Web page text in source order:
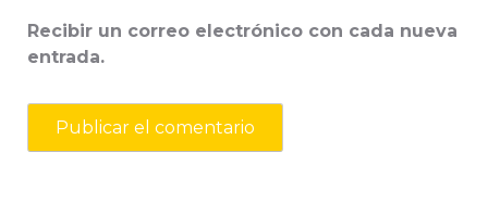
Recibir un correo electrónico con cada nueva
entrada.